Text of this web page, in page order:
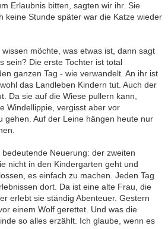
Erlaubnis bitten, sagten wir ihr. Sie
keine Stunde später war die Katze wieder
möchte, was etwas ist, dann sagt
sein? Die erste Tochter ist total
ganzen Tag - wie verwandelt. An ihr ist
das Landleben Kindern tut. Auch der
Da sie auf die Wiese pullern kann,
vergisst aber vor
gehen. Auf der Leine hängen heute nur
Neuerung: der zweiten
nicht in den Kindergarten geht und
es einfach zu machen. Jeden Tag
dort. Da ist eine alte Frau, die
erlebt sie ständig Abenteuer. Gestern
einem Wolf gerettet. Und was die
so alles erzählt. Ich glaube, wenn es